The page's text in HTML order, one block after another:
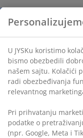
Tehnički
Recenzije
20)
U JYSKu koristimo
bismo obezbedili
našem sajtu. Kolačići
radi obezbeđivanja
relevantnog
Pri prihvatanju
podatke o
(npr. Google, Meta i